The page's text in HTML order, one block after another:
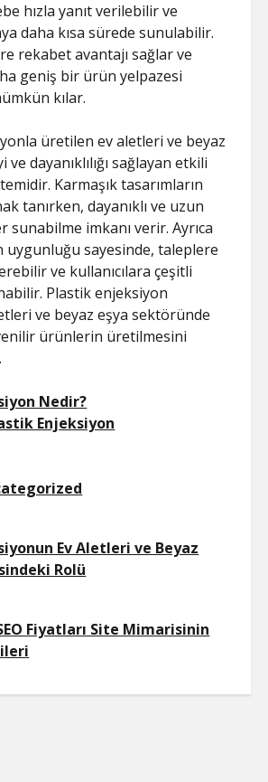
hızla yanıt verilebilir ve
daha kısa sürede sunulabilir.
rekabet avantajı sağlar ve
geniş bir ürün yelpazesi
kılar.
üretilen ev aletleri ve beyaz
dayanıklılığı sağlayan etkili
Karmaşık tasarımların
tanırken, dayanıklı ve uzun
imkanı verir. Ayrıca
uygunluğu sayesinde, taleplere
ve kullanıcılara çeşitli
Plastik enjeksiyon
ve beyaz eşya sektöründe
ürünlerin üretilmesini
Nedir?
Enjeksiyon
Ev Aletleri ve Beyaz
Rolü
Fiyatları Site Mimarisinin